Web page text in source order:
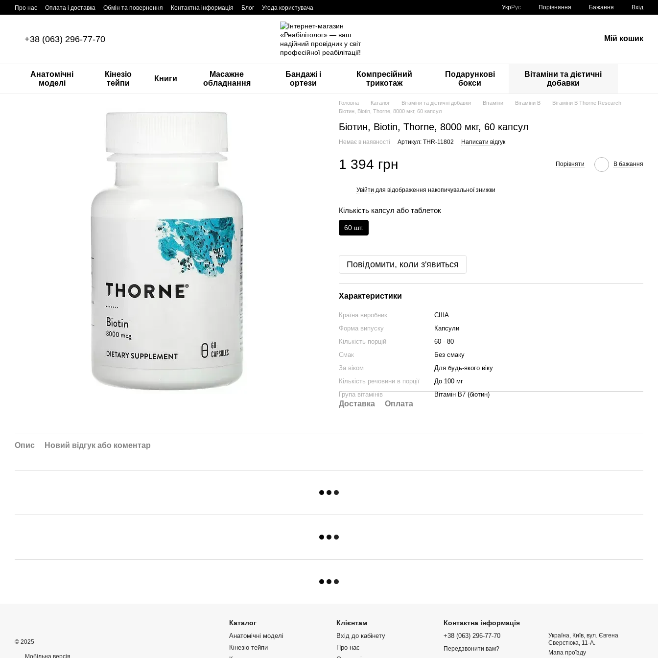
Перейти до основного контенту
Про нас Оплата і доставка Обмін та повернення Контактна інформація Блог Угода користувача УкрРус Порівняння Бажання Вхід
+38 (063) 296-77-70 Мій кошик
Анатомічні
моделі
Кінезіо
тейпи
Книги
Масажне
обладнання
Бандажі і
ортези
Компресійний
трикотаж
Подарункові
бокси
Вітаміни та дієтичні
добавки
Головна Каталог Вітаміни та дієтичні добавки Вітаміни Вітаміни В
Вітаміни В Thorne Research
Біотин, Biotin, Thorne, 8000 мкг, 60 капсул
Біотин, Biotin, Thorne, 8000 мкг, 60 капсул
Немає в наявності Артикул: THR-11802 Написати відгук
1 394 грн Порівняти В бажання
Увійти для відображення накопичувальної знижки
Кількість капсул або таблеток
60 шт.
Повідомити, коли з'явиться
Характеристики
Країна виробник
США
Форма випуску
Капсули
Кількість порцій
60 - 80
Смак
Без смаку
За віком
Для будь-якого віку
Кількість речовини в порції
До 100 мг
Група вітамінів
Вітамін B7 (біотин)
Доставка Оплата
Опис Новий відгук або коментар
© 2025
Мобільна версія
Каталог
Анатомічні моделі
Кінезіо тейпи
Клієнтам
Вхід до кабінету
Про нас
Контактна інформація
+38 (063) 296-77-70
Передзвонити вам?
Україна, Київ, вул. Євгена
Сверстюка, 11-А.
Мапа проїзду